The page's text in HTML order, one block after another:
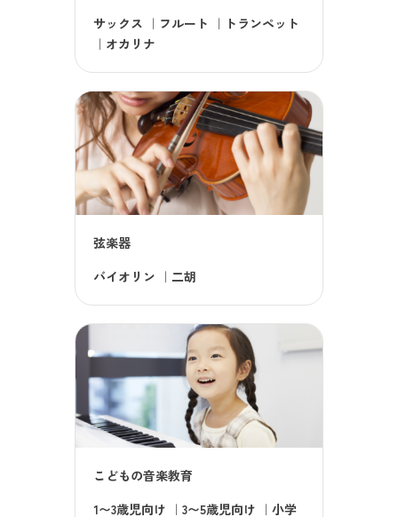
サックス ｜ フルート ｜ トランペット
｜ オカリナ
弦楽器
バイオリン ｜ 二胡
こどもの音楽教育
1〜3歳児向け ｜ 3〜5歳児向け ｜ 小学